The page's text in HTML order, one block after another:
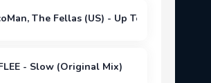
The Fellas (US) - Up To You (Original
- Slow (Original Mix)